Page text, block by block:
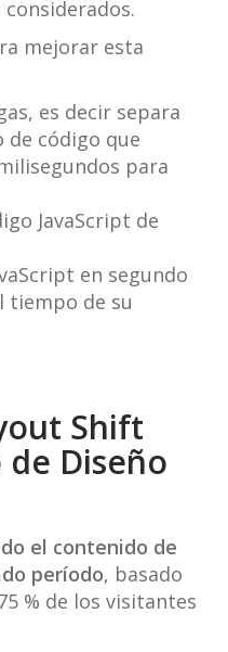
mejorar esta
es decir separa
código que
para
JavaScript de
en segundo
tiempo de su
Shift
de Diseño
el contenido de
período, basado
% de los visitantes